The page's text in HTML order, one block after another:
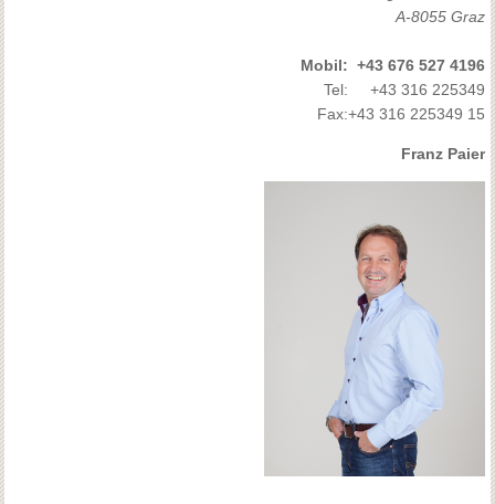
A-8055 Graz
Mobil: +43 676 527 4196
Tel:
+43 316 225349
Fax:+43 316 225349 15
Franz Paier